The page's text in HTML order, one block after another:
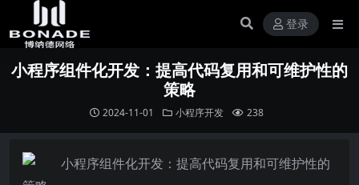
登录
小程序组件化开发：提高代码复用和可维护性的
策略
2024-11-01 小程序开发 238